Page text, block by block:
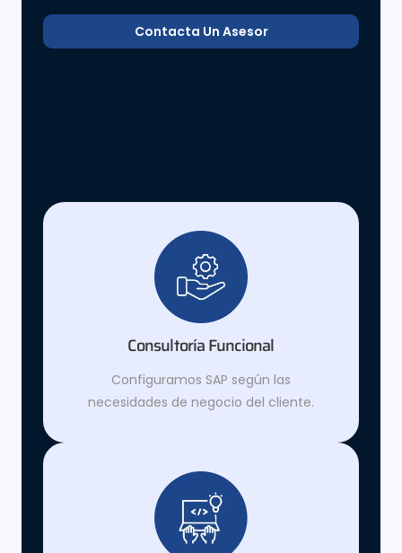
Contacta Un Asesor
Consultoría Funcional
Configuramos SAP según las
necesidades de negocio del cliente.